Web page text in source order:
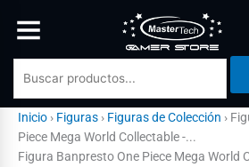
Inicio › Figuras › Figuras de Colección ›
Piece Mega World Collectable -...
Figura Banpresto One Piece Mega World